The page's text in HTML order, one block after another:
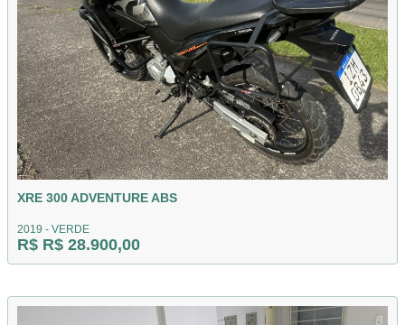
XRE 300 ADVENTURE ABS
2019 - VERDE
R$ R$ 28.900,00